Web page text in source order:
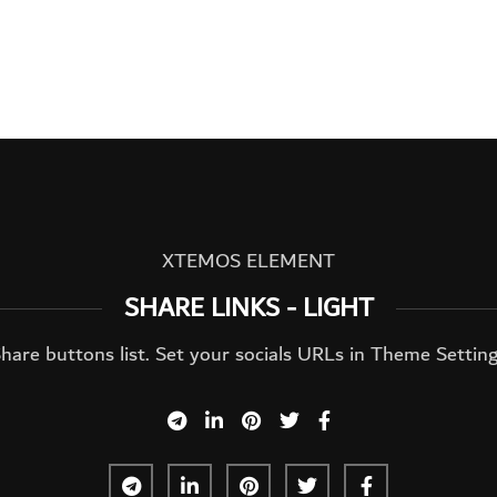
XTEMOS ELEMENT
SHARE LINKS - LIGHT
buttons list. Set your socials URLs in Theme